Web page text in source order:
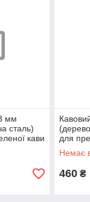
мм
сталь)
кави
для
T-5827/2
Немає
460 ₴